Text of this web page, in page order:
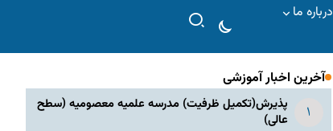
درباره ما
آخرین اخبار آموزشی
پذیرش(تکمیل ظرفیت) مدرسه علمیه معصومیه‌ (سطح
عالی)